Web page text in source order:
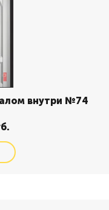
внутри №74